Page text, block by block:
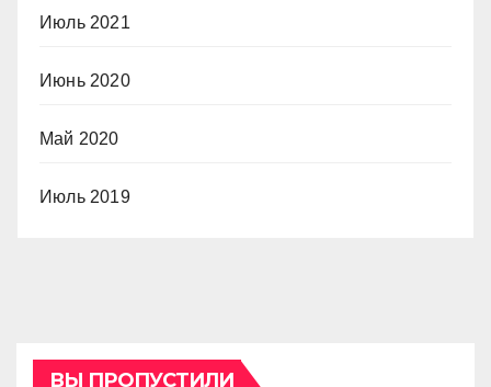
Июль 2021
Июнь 2020
Май 2020
Июль 2019
ВЫ ПРОПУСТИЛИ